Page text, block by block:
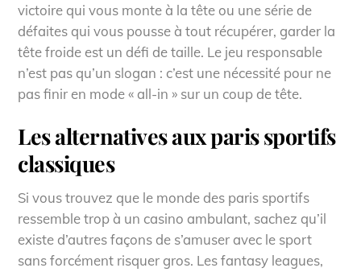
victoire qui vous monte à la tête ou une série de
défaites qui vous pousse à tout récupérer, garder la
tête froide est un défi de taille. Le jeu responsable
n’est pas qu’un slogan : c’est une nécessité pour ne
pas finir en mode « all-in » sur un coup de tête.
Les alternatives aux paris sportifs
classiques
Si vous trouvez que le monde des paris sportifs
ressemble trop à un casino ambulant, sachez qu’il
existe d’autres façons de s’amuser avec le sport
sans forcément risquer gros. Les fantasy leagues,